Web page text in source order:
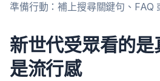
準備行動：補上搜尋關鍵句、FAQ
新世代受眾看的
是流行感